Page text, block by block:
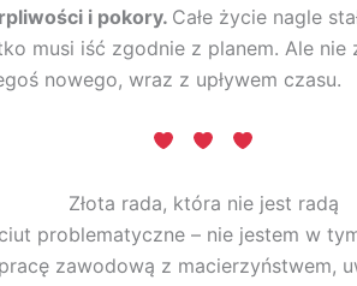
i pokory. Całe życie nagle
musi iść zgodnie z planem. Ale nie
nowego, wraz z upływem czasu.
Złota rada, która nie jest radą
problematyczne – nie jestem w
zawodową z macierzyństwem,